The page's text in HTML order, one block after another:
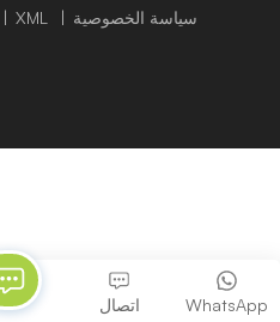
| XML | سياسة الخصوصية
WhatsApp اتصال